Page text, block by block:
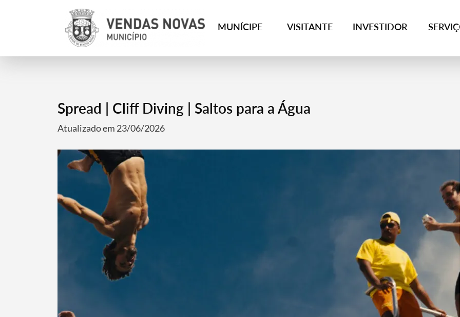
MUNÍCIPE VISITANTE INVESTIDOR
Spread | Cliff Diving | Saltos para a Água
Atualizado em 23/06/2026